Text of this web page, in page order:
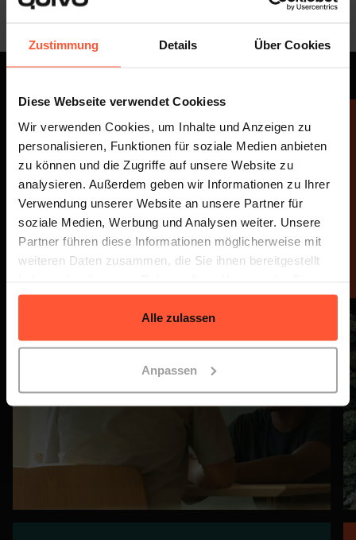
Zustimmung Details Über Cookies
Diese Webseite verwendet Cookiess
Wir verwenden Cookies, um Inhalte und Anzeigen zu
personalisieren, Funktionen für soziale Medien anbieten
zu können und die Zugriffe auf unsere Website zu
analysieren. Außerdem geben wir Informationen zu Ihrer
Verwendung unserer Website an unsere Partner für
soziale Medien, Werbung und Analysen weiter. Unsere
Partner führen diese Informationen möglicherweise mit
weiteren Daten zusammen, die Sie ihnen bereitgestellt
gesammelt haben.
Alle zulassen
Anpassen
Unsere Mission